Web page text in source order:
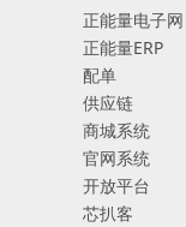
正能量电子网
正能量ERP
配单
供应链
商城系统
官网系统
开放平台
芯扒客